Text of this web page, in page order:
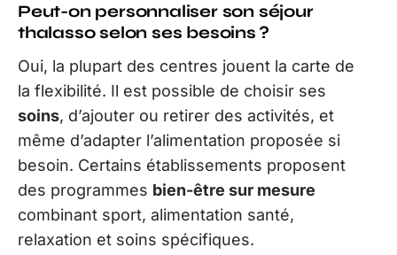
Peut-on personnaliser son séjour
thalasso selon ses besoins ?
Oui, la plupart des centres jouent la carte de
la flexibilité. Il est possible de choisir ses
soins, d’ajouter ou retirer des activités, et
même d’adapter l’alimentation proposée si
besoin. Certains établissements proposent
des programmes bien-être sur mesure
combinant sport, alimentation santé,
relaxation et soins spécifiques.